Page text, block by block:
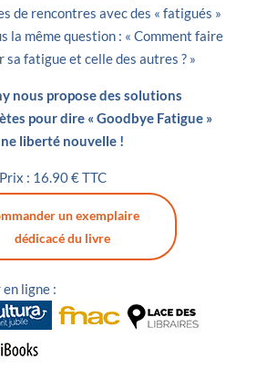
de rencontres avec des « fatigués »
la même question : « Comment faire
sa fatigue et celle des autres ? »
nous propose des solutions
pour dire « Goodbye Fatigue »
liberté nouvelle !
: 16.90 € TTC
un exemplaire
dédicacé du livre
ligne :